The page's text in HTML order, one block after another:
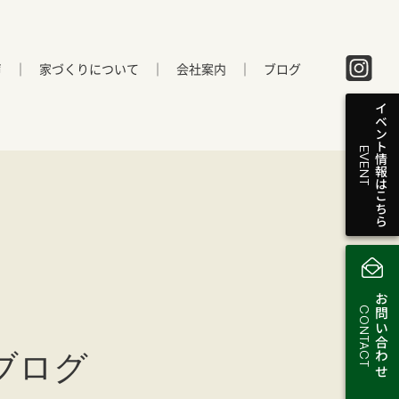
家づくりについて 会社案内 ブログ
ログ
EVENTイベント情報はこちら
CONTACTお問い合わせ